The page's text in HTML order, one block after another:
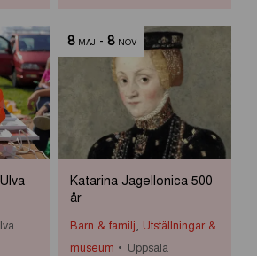
8 MAJ - 8 NOV
Katarina Jagellonica 500
år
Barn & familj Utställningar &
museum
Uppsala